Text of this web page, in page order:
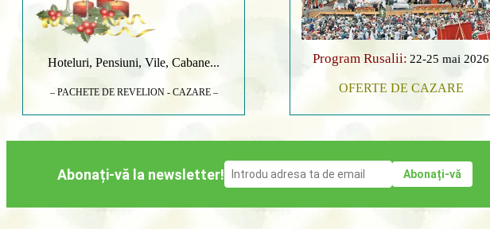
Hoteluri, Pensiuni, Vile, Cabane...
– PACHETE DE REVELION - CAZARE –
Program Rusalii: 22-25 mai 2026
OFERTE DE CAZARE
Abonați-vă la newsletter!